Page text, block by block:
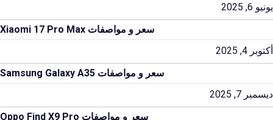
يونيو 6, 2025
سعر و مواصفات Xiaomi 17 Pro Max
أكتوبر 4, 2025
سعر و مواصفات Samsung Galaxy A35
ديسمبر 7, 2025
سعر و مواصفات Oppo Find X9 Pro